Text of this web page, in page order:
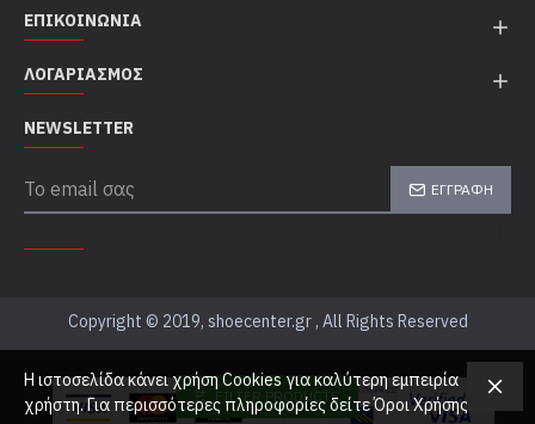
ΕΠΙΚΟΙΝΩΝΊΑ
ΛΟΓΑΡΙΑΣΜΌΣ
NEWSLETTER
ΕΓΓΡΑΦΉ
Copyright © 2019, shoecenter.gr , All Rights Reserved
Η ιστοσελίδα κάνει χρήση Cookies για καλύτερη εμπειρία
χρήστη. Για περισσότερες πληροφορίες δείτε Όροι Χρήσης
FILTER PRODUCTS